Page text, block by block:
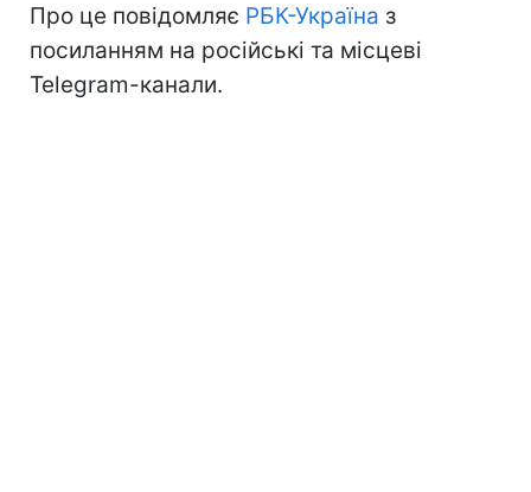
Про це повідомляє РБК-Україна з
посиланням на російські та місцеві
Telegram-канали.